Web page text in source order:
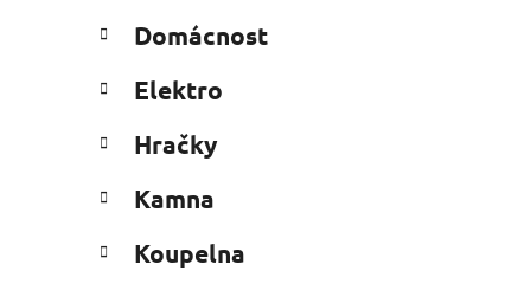
n
í
a
e
e
o
i
Domácnost
Elektro
Hračky
Kamna
Koupelna